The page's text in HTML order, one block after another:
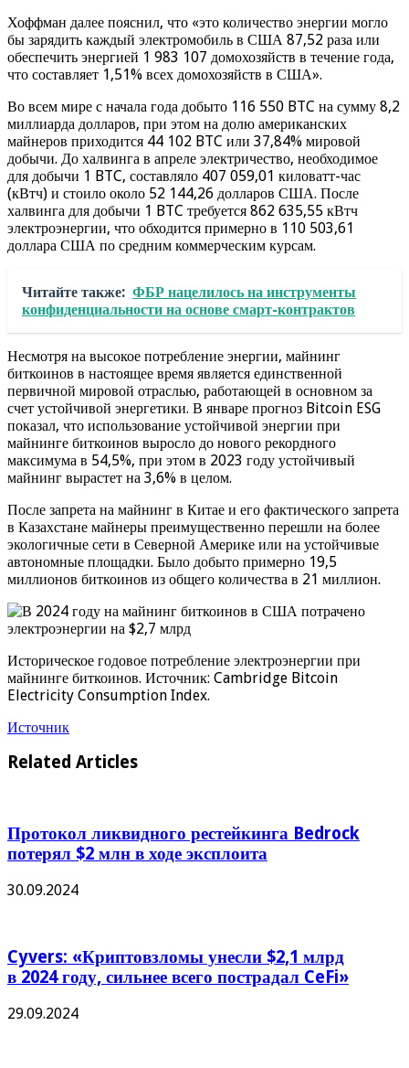
Хоффман далее пояснил, что «это количество энергии могло
бы зарядить каждый электромобиль в США 87,52 раза или
обеспечить энергией 1 983 107 домохозяйств в течение года,
что составляет 1,51% всех домохозяйств в США».
Во всем мире с начала года добыто 116 550 BTC на сумму 8,2
миллиарда долларов, при этом на долю американских
майнеров приходится 44 102 BTC или 37,84% мировой
добычи. До халвинга в апреле электричество, необходимое
для добычи 1 BTC, составляло 407 059,01 киловатт-час
(кВтч) и стоило около 52 144,26 долларов США. После
халвинга для добычи 1 BTC требуется 862 635,55 кВтч
электроэнергии, что обходится примерно в 110 503,61
доллара США по средним коммерческим курсам.
Читайте также: ФБР нацелилось на инструменты
конфиденциальности на основе смарт-контрактов
Несмотря на высокое потребление энергии, майнинг
биткоинов в настоящее время является единственной
первичной мировой отраслью, работающей в основном за
счет устойчивой энергетики. В январе прогноз Bitcoin ESG
показал, что использование устойчивой энергии при
майнинге биткоинов выросло до нового рекордного
максимума в 54,5%, при этом в 2023 году устойчивый
майнинг вырастет на 3,6% в целом.
После запрета на майнинг в Китае и его фактического запрета
в Казахстане майнеры преимущественно перешли на более
экологичные сети в Северной Америке или на устойчивые
автономные площадки. Было добыто примерно 19,5
миллионов биткоинов из общего количества в 21 миллион.
Историческое годовое потребление электроэнергии при
майнинге биткоинов. Источник: Cambridge Bitcoin
Electricity Consumption Index.
Источник
Related Articles
Протокол ликвидного рестейкинга Bedrock
потерял $2 млн в ходе эксплоита
30.09.2024
Cyvers: «Криптовзломы унесли $2,1 млрд
в 2024 году, сильнее всего пострадал CeFi»
29.09.2024